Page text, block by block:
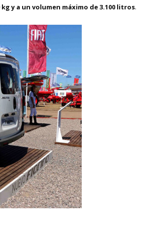
y a un volumen máximo de 3.100 litros.